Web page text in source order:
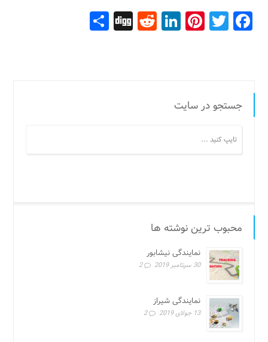
Facebook
Twitter
Pinterest
LinkedIn
Reddit
Digg
جستجو در سایت
محبوب ترین نوشته ها
نمایندگی نیشابور
30 سپتامبر 2019 2
نمایندگی شیراز
13 جولای 2019 2